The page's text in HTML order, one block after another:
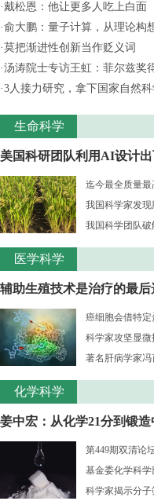
·戴松恩：他让更多人吃上白面
·俞大鹏：量子计算，从理论构
·莫把渐进性创新当作贬义词
·汤涛院士专访王虹：菲尔兹奖
·3人接力研究，拿下国家自然
生命科学
美国科研团队利用AI设计
迄今最全质量
我国科学家发现
我国科学团队
医学科学
辅助生殖技术是治疗的最后
癌细胞会借特
科学家攻坚显微
著名肝病学家冯
化学科学
姜中宏：从化学21分到锻造
第449期双清论
基金委化学科
科学家揭示分